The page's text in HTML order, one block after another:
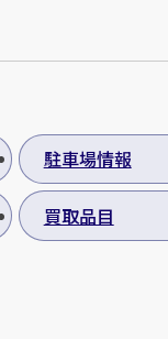
駐車場情報
買取品目